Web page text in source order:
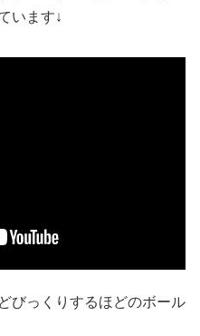
います↓
びっくりするほどのボール